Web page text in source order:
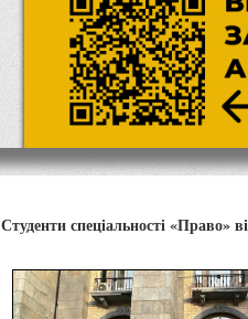
Студенти спеціальності «Право»